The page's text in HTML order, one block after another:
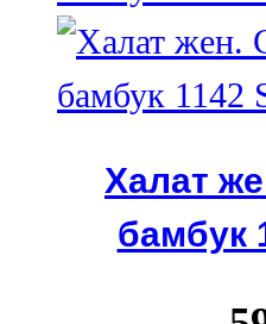
Халат
бамбук